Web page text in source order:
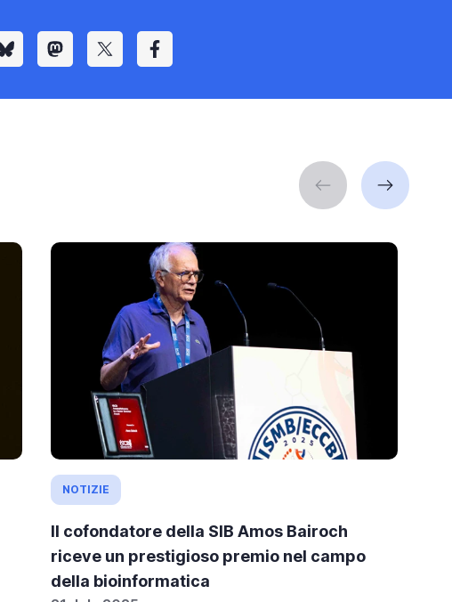
NOTIZIE
Il cofondatore della SIB Amos Bairoch
riceve un prestigioso premio nel campo
della bioinformatica